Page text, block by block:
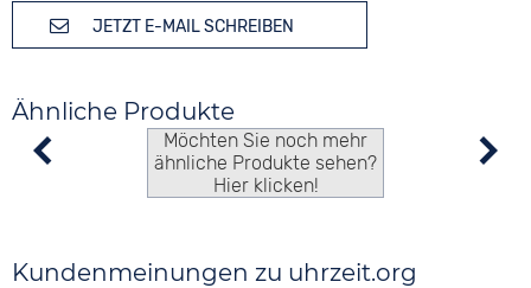
JETZT E-MAIL SCHREIBEN
Ähnliche Produkte
Möchten Sie noch mehr
ähnliche Produkte sehen?
Hier klicken!
Kundenmeinungen zu uhrzeit.org